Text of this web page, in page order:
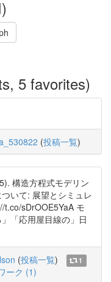
5 favorites)
(投稿一覧)
構造方程式モデリン
いて: 展望とシミュレ
t.co/sDrOOE5YaA モ
「応用屋目線の」日
(投稿一覧)
1
ーク (1)